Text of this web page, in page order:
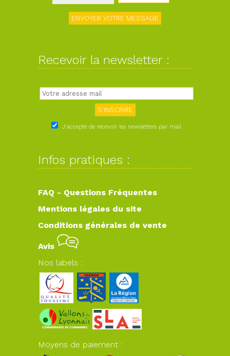
Recevoir la newsletter :
J'accepte de recevoir les newsletters par mail
Infos pratiques :
FAQ - Questions Fréquentes
Mentions légales du site
Conditions générales de vente
Avis
Nos labels :
Moyens de paiement :